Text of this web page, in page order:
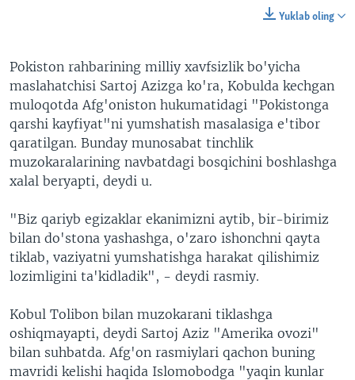
Yuklab oling
Pokiston rahbarining milliy xavfsizlik bo'yicha
maslahatchisi Sartoj Azizga ko'ra, Kobulda kechgan
muloqotda Afg'oniston hukumatidagi "Pokistonga
qarshi kayfiyat"ni yumshatish masalasiga e'tibor
qaratilgan. Bunday munosabat tinchlik
muzokaralarining navbatdagi bosqichini boshlashga
xalal beryapti, deydi u.
"Biz qariyb egizaklar ekanimizni aytib, bir-birimiz
bilan do'stona yashashga, o'zaro ishonchni qayta
tiklab, vaziyatni yumshatishga harakat qilishimiz
lozimligini ta'kidladik", - deydi rasmiy.
Kobul Tolibon bilan muzokarani tiklashga
oshiqmayapti, deydi Sartoj Aziz "Amerika ovozi"
bilan suhbatda. Afg'on rasmiylari qachon buning
mavridi kelishi haqida Islomobodga "yaqin kunlar